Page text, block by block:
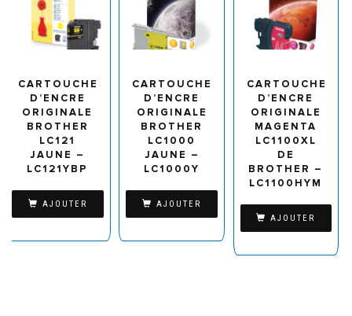
CARTOUCHE
D’ENCRE
ORIGINALE
BROTHER
LC121
JAUNE –
LC121YBP
AJOUTER
CARTOUCHE
D’ENCRE
ORIGINALE
BROTHER
LC1000
JAUNE –
LC1000Y
AJOUTER
CARTOUCHE
D’ENCRE
ORIGINALE
MAGENTA
LC1100XL
DE
BROTHER –
LC1100HYM
AJOUTER